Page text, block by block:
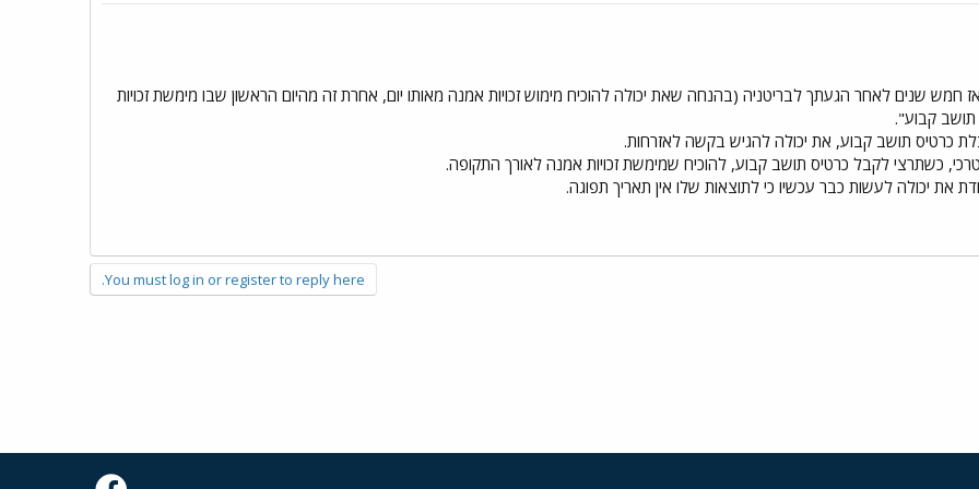
חמש שנים לאחר הגעתך לבריטניה (בהנחה שאת יכולה להוכיח מימוש זכויות אמנה מאותו יום, אחרת זה מהיום הראשון שבו מימשת זכויות
תושב קבוע".
כשתרצי לקבל כרטיס תושב קבוע, להוכיח שמימשת זכויות אמנה לאורך התקופה.
את יכולה לעשות כבר עכשיו כי לתוצאות שלו אין תאריך תפוגה.
You must log in or register to reply here.